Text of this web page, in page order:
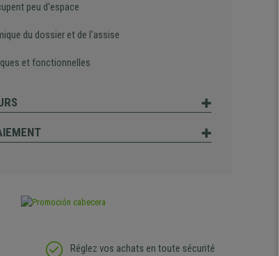
peu d'espace
du dossier et de l'assise
et fonctionnelles
Réglez vos achats en toute sécurité